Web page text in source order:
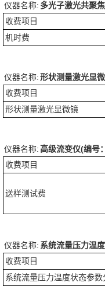
仪器名称: 多光子激光共聚
收费项目
机时费
仪器名称:形状测量激光显
收费项目
形状测量激光显微镜
仪器名称:高级流变仪(编号
收费项目
送样测试费
仪器名称: 系统流量压力温
收费项目
系统流量压力温度状态参数